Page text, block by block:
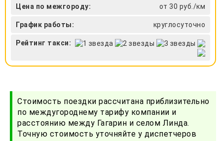
Цена по межгороду: от 30 руб./км
График работы: круглосуточно
Рейтинг такси:
Стоимость поездки рассчитана приблизительно
по междугороднему тарифу компании и
расстоянию между Гагарин и селом Линда.
Точную стоимость уточняйте у диспетчеров